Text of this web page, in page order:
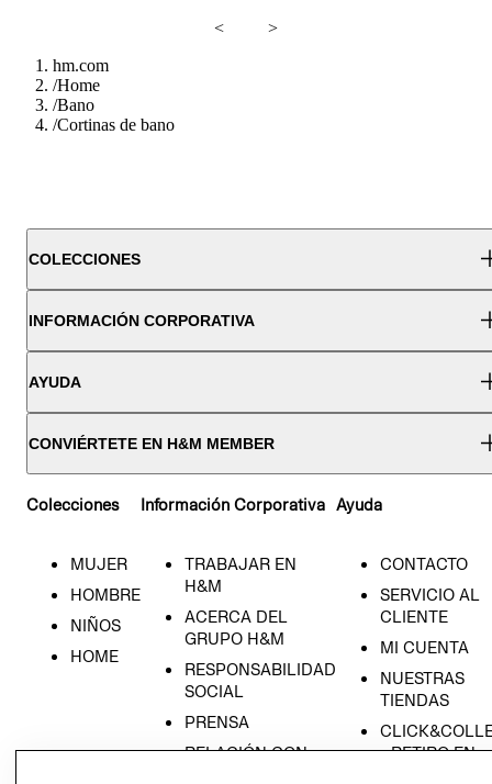
<
>
hm.com
/Home
/Bano
/Cortinas de bano
COLECCIONES
INFORMACIÓN CORPORATIVA
AYUDA
CONVIÉRTETE EN H&M MEMBER
Colecciones
MUJER
HOMBRE
NIÑOS
HOME
Información Corporativa
TRABAJAR EN
H&M
ACERCA DEL
GRUPO H&M
RESPONSABILIDAD
SOCIAL
PRENSA
RELACIÓN CON
Ayuda
CONTACTO
SERVICIO AL
CLIENTE
MI CUENTA
NUESTRAS
TIENDAS
- RETIRO EN